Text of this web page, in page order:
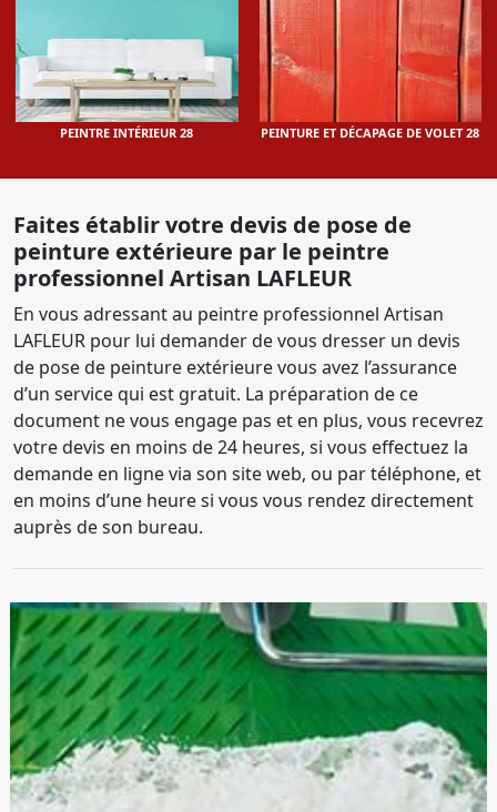
PEINTRE INTÉRIEUR 28 PEINTURE ET DÉCAPAGE DE VOLET 28
Faites établir votre devis de pose de
peinture extérieure par le peintre
professionnel Artisan LAFLEUR
En vous adressant au peintre professionnel Artisan
LAFLEUR pour lui demander de vous dresser un devis
de pose de peinture extérieure vous avez l’assurance
d’un service qui est gratuit. La préparation de ce
document ne vous engage pas et en plus, vous recevrez
votre devis en moins de 24 heures, si vous effectuez la
demande en ligne via son site web, ou par téléphone, et
en moins d’une heure si vous vous rendez directement
auprès de son bureau.